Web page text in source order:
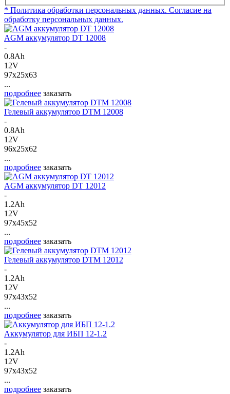
* Политика обработки персональных данных. Согласие на
обработку персональных данных.
AGM аккумулятор DT 12008
-
0.8Ah
12V
97x25x63
...
подробнее заказать
Гелевый аккумулятор DTM 12008
-
0.8Ah
12V
96x25x62
...
подробнее заказать
AGM аккумулятор DT 12012
-
1.2Ah
12V
97x45x52
...
подробнее заказать
Гелевый аккумулятор DTM 12012
-
1.2Ah
12V
97x43x52
...
подробнее заказать
Аккумулятор для ИБП 12-1.2
-
1.2Ah
12V
97x43x52
...
подробнее заказать